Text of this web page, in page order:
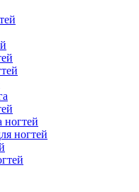
ногтей
ногтей